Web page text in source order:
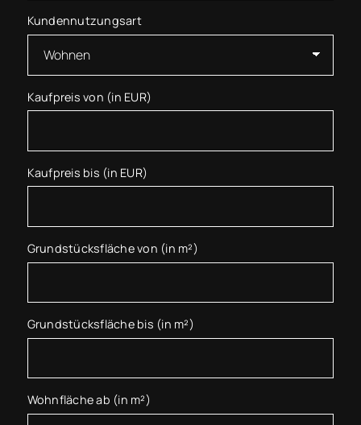
Kundennutzungsart
Kaufpreis von (in EUR)
Kaufpreis bis (in EUR)
Grundstücksfläche von (in m²)
Grundstücksfläche bis (in m²)
Wohnfläche ab (in m²)